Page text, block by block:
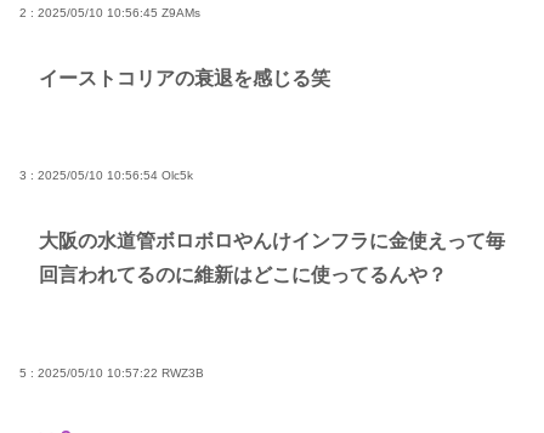
2 : 2025/05/10 10:56:45 Z9AMs
イーストコリアの衰退を感じる笑
3 : 2025/05/10 10:56:54 Olc5k
大阪の水道管ボロボロやんけインフラに金使えって毎
回言われてるのに維新はどこに使ってるんや？
5 : 2025/05/10 10:57:22 RWZ3B